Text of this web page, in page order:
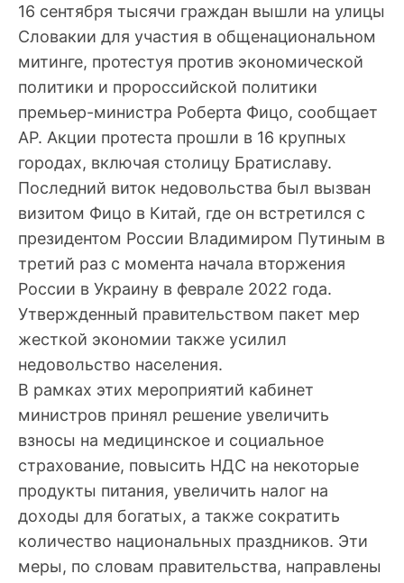
16 сентября тысячи граждан вышли на улицы
Словакии для участия в общенациональном
митинге, протестуя против экономической
политики и пророссийской политики
премьер-министра Роберта Фицо, сообщает
AP. Акции протеста прошли в 16 крупных
городах, включая столицу Братиславу.
Последний виток недовольства был вызван
визитом Фицо в Китай, где он встретился с
президентом России Владимиром Путиным в
третий раз с момента начала вторжения
России в Украину в феврале 2022 года.
Утвержденный правительством пакет мер
жесткой экономии также усилил
недовольство населения.
В рамках этих мероприятий кабинет
министров принял решение увеличить
взносы на медицинское и социальное
страхование, повысить НДС на некоторые
продукты питания, увеличить налог на
доходы для богатых, а также сократить
количество национальных праздников. Эти
меры, по словам правительства, направлены